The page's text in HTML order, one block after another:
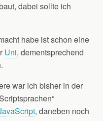
dabei sollte ich
habe ist schon eine
Uni, dementsprechend
war ich bisher in der
, daneben noch